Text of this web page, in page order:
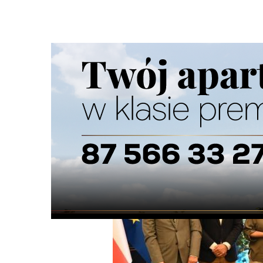
Ścieżka
nawigacyjna
Strona główna
WIADOMOŚCI Z REGIONU 01/07/2026 0 Komentarzy
Dyrektor Suwalskiego Parku